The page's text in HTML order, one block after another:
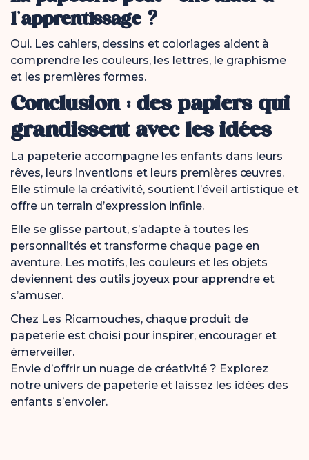
l’apprentissage ?
Oui. Les cahiers, dessins et coloriages aident à
comprendre les couleurs, les lettres, le graphisme
et les premières formes.
Conclusion : des papiers qui
grandissent avec les idées
La papeterie accompagne les enfants dans leurs
rêves, leurs inventions et leurs premières œuvres.
Elle stimule la créativité, soutient l’éveil artistique et
offre un terrain d’expression infinie.
Elle se glisse partout, s’adapte à toutes les
personnalités et transforme chaque page en
aventure. Les motifs, les couleurs et les objets
deviennent des outils joyeux pour apprendre et
s’amuser.
Chez Les Ricamouches, chaque produit de
papeterie est choisi pour inspirer, encourager et
émerveiller.
Envie d’offrir un nuage de créativité ? Explorez
notre univers de papeterie et laissez les idées des
enfants s’envoler.